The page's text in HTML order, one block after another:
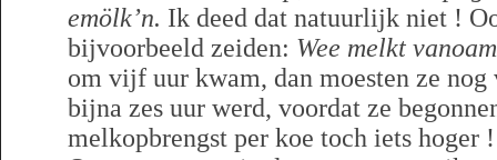
emölk’n. Ik deed dat natuurlijk niet !
bijvoorbeeld zeiden: Wee melkt
om vijf uur kwam, dan moesten ze nog
bijna zes uur werd, voordat ze
melkopbrengst per koe toch iets hoger !